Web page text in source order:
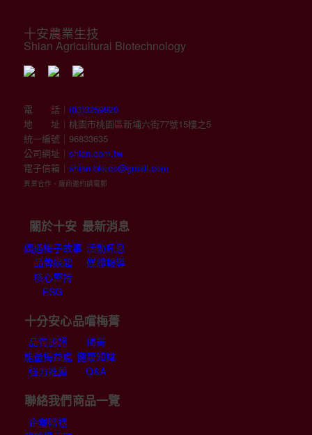
十安農業生技
Shian Agricultural Biotechnology
電 話｜ (03)3259920
地 址｜桃園市桃園區新埔六街77號15樓之5
統一編號｜96833635
公司網址｜ shian.com.tw
電子信箱｜ shian.bio.co@gmail.com
異業合作、廠商邀約請電郵
關於十安
偶遇梅子故事
品牌緣起
核心堅持
ESG
最新消息
活動訊息
媒體報導
十分安心
品質認證
能量梅益處
強力推薦
品嚐梅菁
梅菁
健康知識
Q&A
聯絡我們
企業贈禮
商品一覽